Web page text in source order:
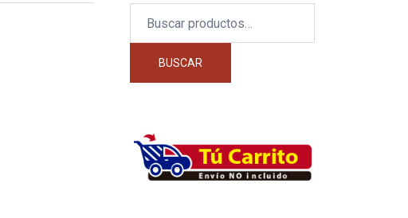
por:
BUSCAR